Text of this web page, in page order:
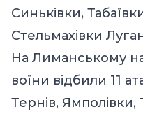
Синьківки,
Стельмахівки
На Лиманському
воїни відбили 11
Тернів,